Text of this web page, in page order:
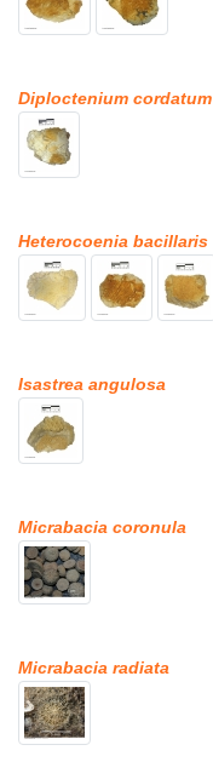
Diploctenium cordatum
Heterocoenia bacillaris
Isastrea angulosa
Micrabacia coronula
Micrabacia radiata